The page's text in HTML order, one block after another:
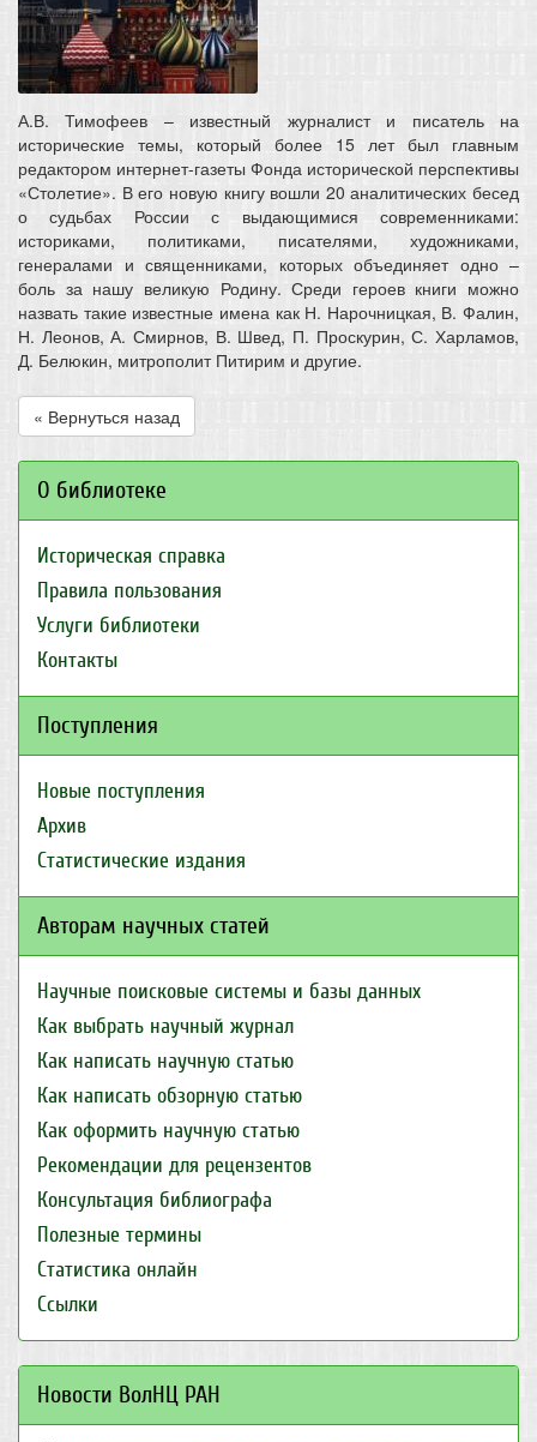
А.В. Тимофеев – известный журналист и писатель на
исторические темы, который более 15 лет был главным
редактором интернет-газеты Фонда исторической перспективы
«Столетие». В его новую книгу вошли 20 аналитических бесед
о судьбах России с выдающимися современниками:
историками, политиками, писателями, художниками,
генералами и священниками, которых объединяет одно –
боль за нашу великую Родину. Среди героев книги можно
назвать такие известные имена как Н. Нарочницкая, В. Фалин,
Н. Леонов, А. Смирнов, В. Швед, П. Проскурин, С. Харламов,
Д. Белюкин, митрополит Питирим и другие.
« Вернуться назад
О библиотеке
Историческая справка
Правила пользования
Услуги библиотеки
Контакты
Поступления
Новые поступления
Архив
Статистические издания
Авторам научных статей
Научные поисковые системы и базы данных
Как выбрать научный журнал
Как написать научную статью
Как написать обзорную статью
Как оформить научную статью
Рекомендации для рецензентов
Консультация библиографа
Полезные термины
Статистика онлайн
Ссылки
Новости ВолНЦ РАН